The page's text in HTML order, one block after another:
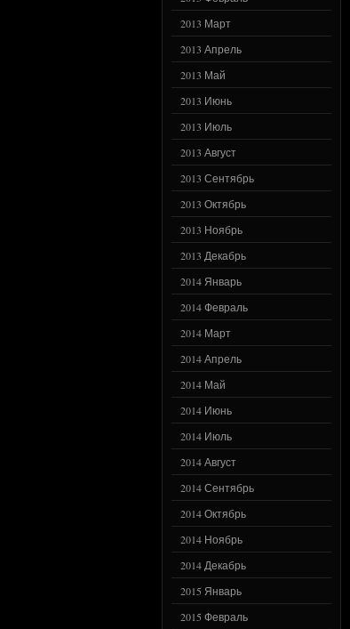
2013 Март
2013 Апрель
2013 Май
2013 Июнь
2013 Июль
2013 Август
2013 Сентябрь
2013 Октябрь
2013 Ноябрь
2013 Декабрь
2014 Январь
2014 Февраль
2014 Март
2014 Апрель
2014 Май
2014 Июнь
2014 Июль
2014 Август
2014 Сентябрь
2014 Октябрь
2014 Ноябрь
2014 Декабрь
2015 Январь
2015 Февраль